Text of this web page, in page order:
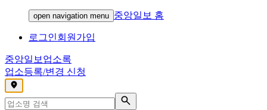
open navigation menu 중앙일보 홈
로그인회원가입
중앙일보 업소록
업소등록/변경 신청
,